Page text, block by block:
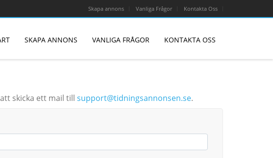
Skapa annons Vanliga Frågor Kontakta Oss
SKAPA ANNONS VANLIGA FRÅGOR KONTAKTA OSS
skicka ett mail till support@tidningsannonsen.se.